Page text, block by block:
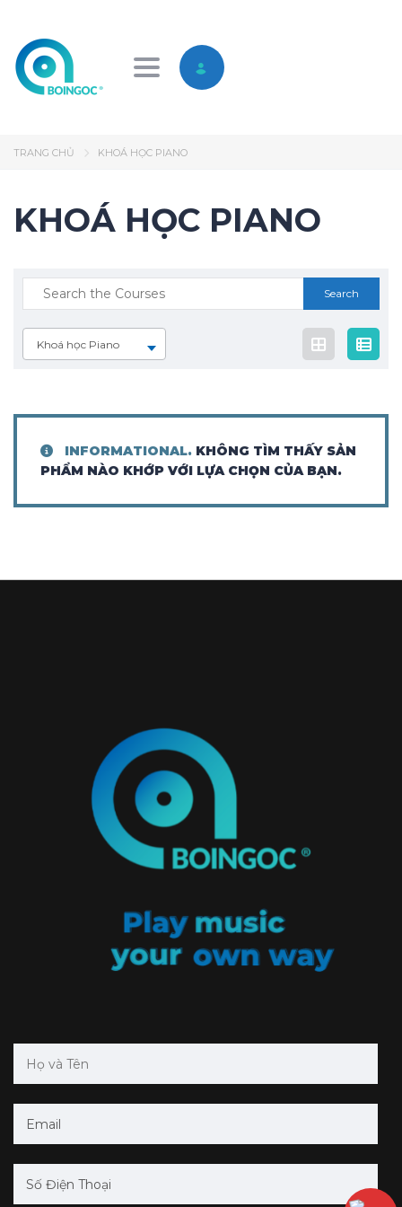
Toggle navigation
TRANG CHỦ KHOÁ HỌC PIANO
KHOÁ HỌC PIANO
Khoá học Piano
INFORMATIONAL. KHÔNG TÌM THẤY SẢN
PHẨM NÀO KHỚP VỚI LỰA CHỌN CỦA BẠN.